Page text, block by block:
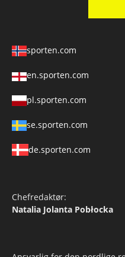
sporten.com
en.sporten.com
pl.sporten.com
se.sporten.com
de.sporten.com
Chefredaktør:
Natalia Jolanta Pobłocka